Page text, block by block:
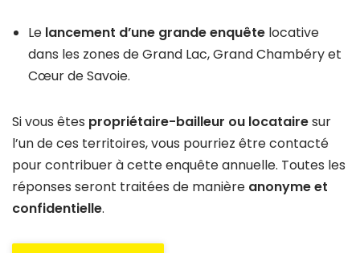
Le lancement d’une grande enquête locative
dans les zones de Grand Lac, Grand Chambéry et
Cœur de Savoie.
Si vous êtes propriétaire-bailleur ou locatairesur
l’un de ces territoires, vous pourriez être contacté
pour contribuer à cette enquête annuelle. Toutes les
réponses seront traitées de manière anonyme et
confidentielle.